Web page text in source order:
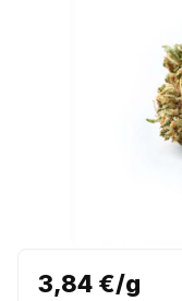
3,84 €/g